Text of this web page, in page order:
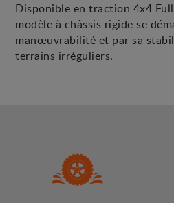
Disponible en traction 4x4
modèle à châssis rigide se
manœuvrabilité et par sa
terrains irréguliers.